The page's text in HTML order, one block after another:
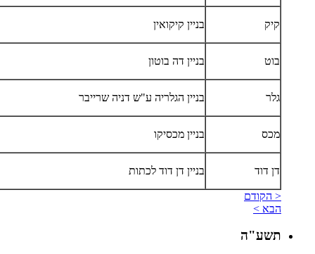
קיק בניין קיקואין
בוט בניין דה בוטון
גלר בניין הגלריה ע"ש דניה שרייבר
מכס בניין מכסיקו
דן דוד בניין דן דוד לכתות
< הקודם
הבא >
תשע"ה